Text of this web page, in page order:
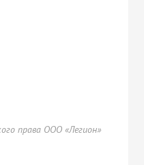
права ООО «Легион»